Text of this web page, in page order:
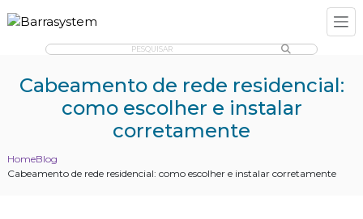
PESQUISAR
Cabeamento de rede residencial:
como escolher e instalar
corretamente
HomeBlog
Cabeamento de rede residencial: como escolher e instalar corretamente